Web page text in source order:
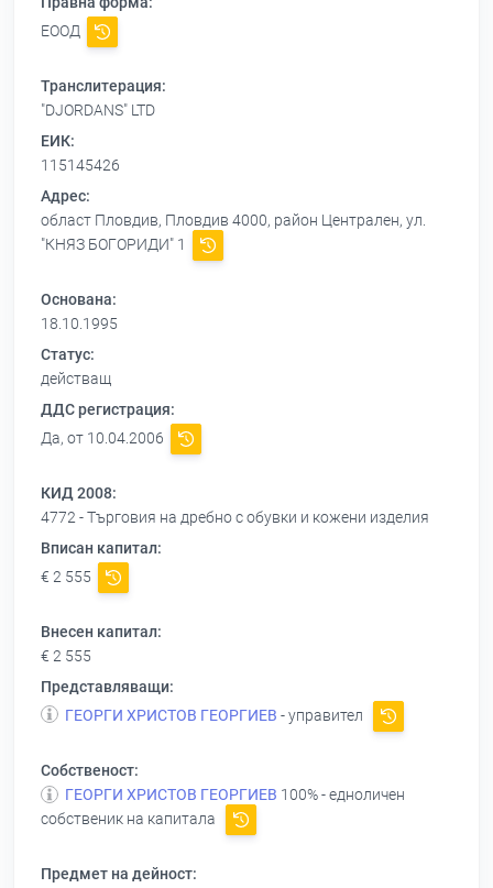
ЕООД
Транслитерация:
"DJORDANS" LTD
ЕИК:
115145426
Адрес:
област Пловдив, Пловдив 4000, район Централен, ул.
"КНЯЗ БОГОРИДИ" 1
Основана:
18.10.1995
Статус:
действащ
ДДС регистрация:
Да, от 10.04.2006
КИД 2008:
4772 - Търговия на дребно с обувки и кожени изделия
Вписан капитал:
€ 2 555
Внесен капитал:
€ 2 555
Представляващи:
ГЕОРГИ ХРИСТОВ ГЕОРГИЕВ - управител
Собственост:
ГЕОРГИ ХРИСТОВ ГЕОРГИЕВ 100% - едноличен
собственик на капитала
Предмет на дейност: